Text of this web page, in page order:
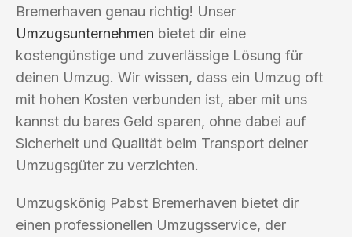
Bremerhaven genau richtig! Unser
Umzugsunternehmen bietet dir eine
kostengünstige und zuverlässige Lösung für
deinen Umzug. Wir wissen, dass ein Umzug oft
mit hohen Kosten verbunden ist, aber mit uns
kannst du bares Geld sparen, ohne dabei auf
Sicherheit und Qualität beim Transport deiner
Umzugsgüter zu verzichten.
Umzugskönig Pabst Bremerhaven bietet dir
einen professionellen Umzugsservice, der